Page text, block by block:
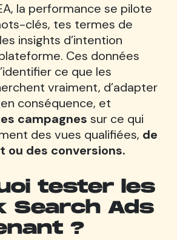
la performance se pilote
clés, tes termes de
insights d’intention
Ces données
ce que les
vraiment, d’adapter
conséquence, et
campagnes sur ce qui
des vues qualifiées, de
ou des conversions.
tester les
Search Ads
?